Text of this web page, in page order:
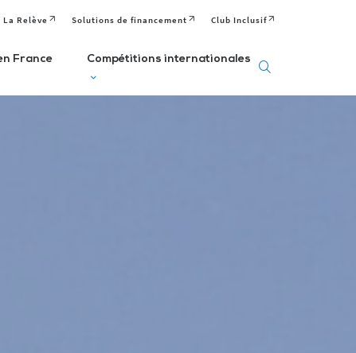
La Relève Solutions de financement Club Inclusif
France Compétitions internationales